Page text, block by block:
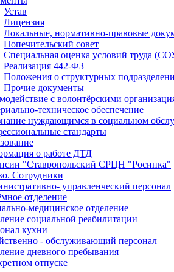
Устав
Лицензия
Локальные, нормативно-правовые
Попечительский совет
Специальная оценка условий труда
Реализация 442-ФЗ
Положения о структурных
Прочие документы
с волонтёрскими
техническое обеспечение
нуждающимся в социальном
стандарты
о работе ДТД
"Ставропольский СРЦН "Росинка"
Сотрудники
управленческий персонал
отделение
медицинское отделение
социальной реабилитации
кухни
- обслуживающий персонал
дневного пребывания
отпуске